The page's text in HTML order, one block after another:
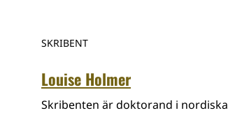
SKRIBENT
Louise Holmer
Skribenten är doktorand i nordiska